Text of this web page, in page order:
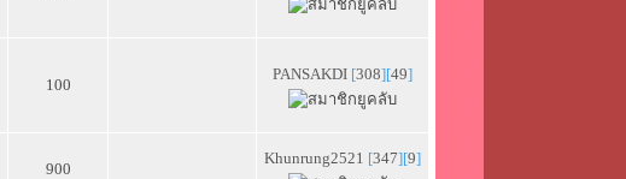
100
PANSAKDI [308][49]
900
Khunrung2521 [347][9]